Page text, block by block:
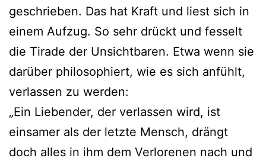
geschrieben. Das hat Kraft und liest sich in
einem Aufzug. So sehr drückt und fesselt
die Tirade der Unsichtbaren. Etwa wenn sie
darüber philosophiert, wie es sich anfühlt,
verlassen zu werden:
„Ein Liebender, der verlassen wird, ist
einsamer als der letzte Mensch, drängt
doch alles in ihm dem Verlorenen nach und